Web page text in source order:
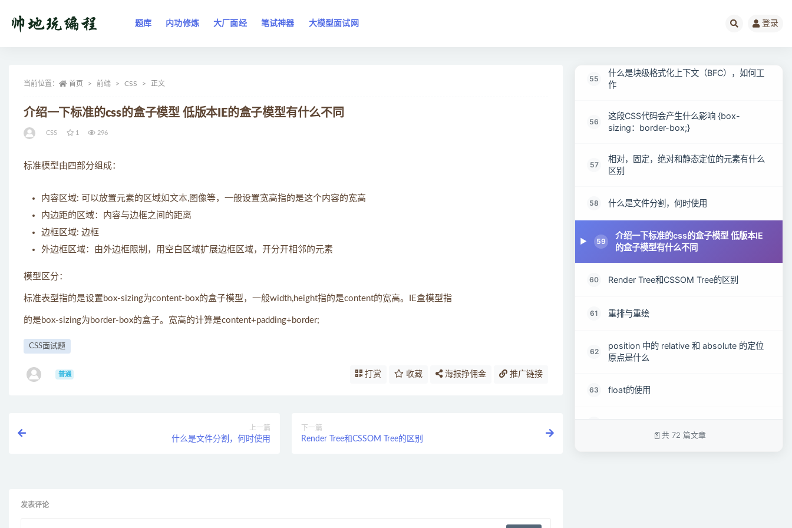
题库 内功修炼 大厂面经 笔试神器 大模型面试网 登录
当前位置： 首页 前端 CSS 正文
介绍一下标准的css的盒子模型 低版本IE的盒子模型有什么不同
CSS 1 296
标准模型由四部分组成：
内容区域: 可以放置元素的区域如文本,图像等，一般设置宽高指的是这个内容的宽高
内边距的区域：内容与边框之间的距离
边框区域: 边框
外边框区域：由外边框限制，用空白区域扩展边框区域，开分开相邻的元素
模型区分：
标准表型指的是设置box-sizing为content-box的盒子模型，一般width,height指的是content的宽高。IE盒模型指
的是box-sizing为border-box的盒子。宽高的计算是content+padding+border;
CSS面试题
普通 打赏 收藏 海报挣佣金 推广链接
上一篇
什么是文件分割，何时使用
下一篇
Render Tree和CSSOM Tree的区别
发表评论
55
什么是块级格式化上下文（BFC），如何工
作
56
这段CSS代码会产生什么影响 {box-
sizing：border-box;}
57
相对，固定，绝对和静态定位的元素有什么
区别
58 什么是文件分割，何时使用
59
介绍一下标准的css的盒子模型 低版本IE
的盒子模型有什么不同
60 Render Tree和CSSOM Tree的区别
61 重排与重绘
62
position 中的 relative 和 absolute 的定位
原点是什么
63 float的使用
共 72 篇文章